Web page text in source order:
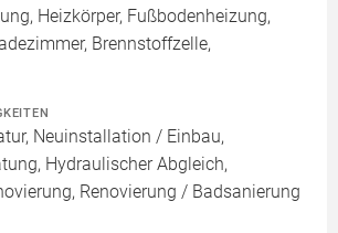
Heizkörper, Fußbodenheizung,
Brennstoffzelle,
Neuinstallation / Einbau,
Hydraulischer Abgleich,
Renovierung / Badsanierung